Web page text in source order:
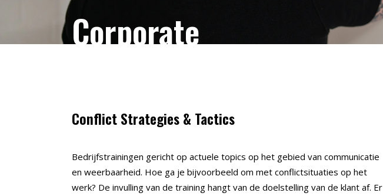
Corporate
Conflict Strategies & Tactics
Bedrijfstrainingen gericht op actuele topics op het gebied van communicatie
en weerbaarheid. Hoe ga je bijvoorbeeld om met conflictsituaties op het
werk? De invulling van de training hangt van de doelstelling van de klant af. Er